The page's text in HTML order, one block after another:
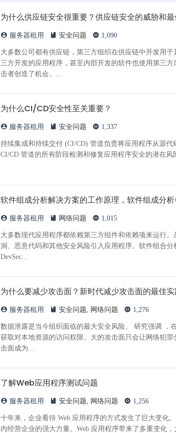
为什么供应链安全很重要？供应链安全的威胁和
服务器租用 安全问题 1,090
大多数公司都有供应链，第三方组织在供应链中开发用
三方开发的应用程序，甚至内部开发的软件也使用第三
击者创造了机会。...
为什么CI/CD安全性至关重要？
服务器租用 安全问题 1,337
持续集成和持续交付 (CI/CD) 管道负责将应用程序从源
CI/CD 管道的所有阶段检测和修复应用程序安全的潜在
软件组成分析解决方案的工作原理，软件组成分
服务器租用 网络问题 1,015
大多数现代应用程序都依赖第三方组件和依赖项来运行
洞、恶意代码和其他安全风险引入应用程序。软件组合
DevSec...
为什么要减少攻击面？新时代减少攻击面的最佳
服务器租用 安全问题, 网络问题 1,276
数据泄露是当今组织面临的最大安全风险。 研究强调 ，
获取对本地资源的访问权限。大的攻击面只会让网络犯
击面成为...
了解Web应用程序测试问题
服务器租用 安全问题, 网络问题 1,256
十年来，企业看待 Web 应用程序的方式发生了巨大变化
内经营企业的强大力量。Web 应用程序带来了多重变化